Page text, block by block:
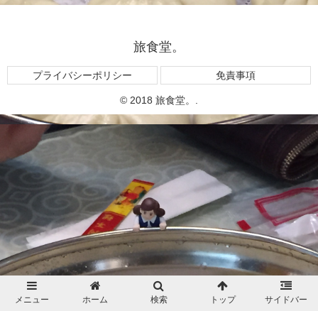
旅食堂。
プライバシーポリシー 免責事項
© 2018 旅食堂。.
メニュー ホーム 検索 トップ サイドバー